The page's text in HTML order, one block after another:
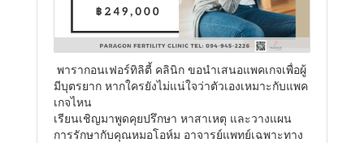
พารากอนเฟอร์ทิลิตี้ คลินิก ขอนำเสนอแพคเกจเพื่อผู้
มีบุตรยาก หากใครยังไม่แน่ใจว่าตัวเองเหมาะกับแพค
เกจไหน
เรียนเชิญมาพูดคุยปรึกษา หาสาเหตุ และวางแผน
การรักษากับคุณหมอโอห์ม อาจารย์แพทย์เฉพาะทาง